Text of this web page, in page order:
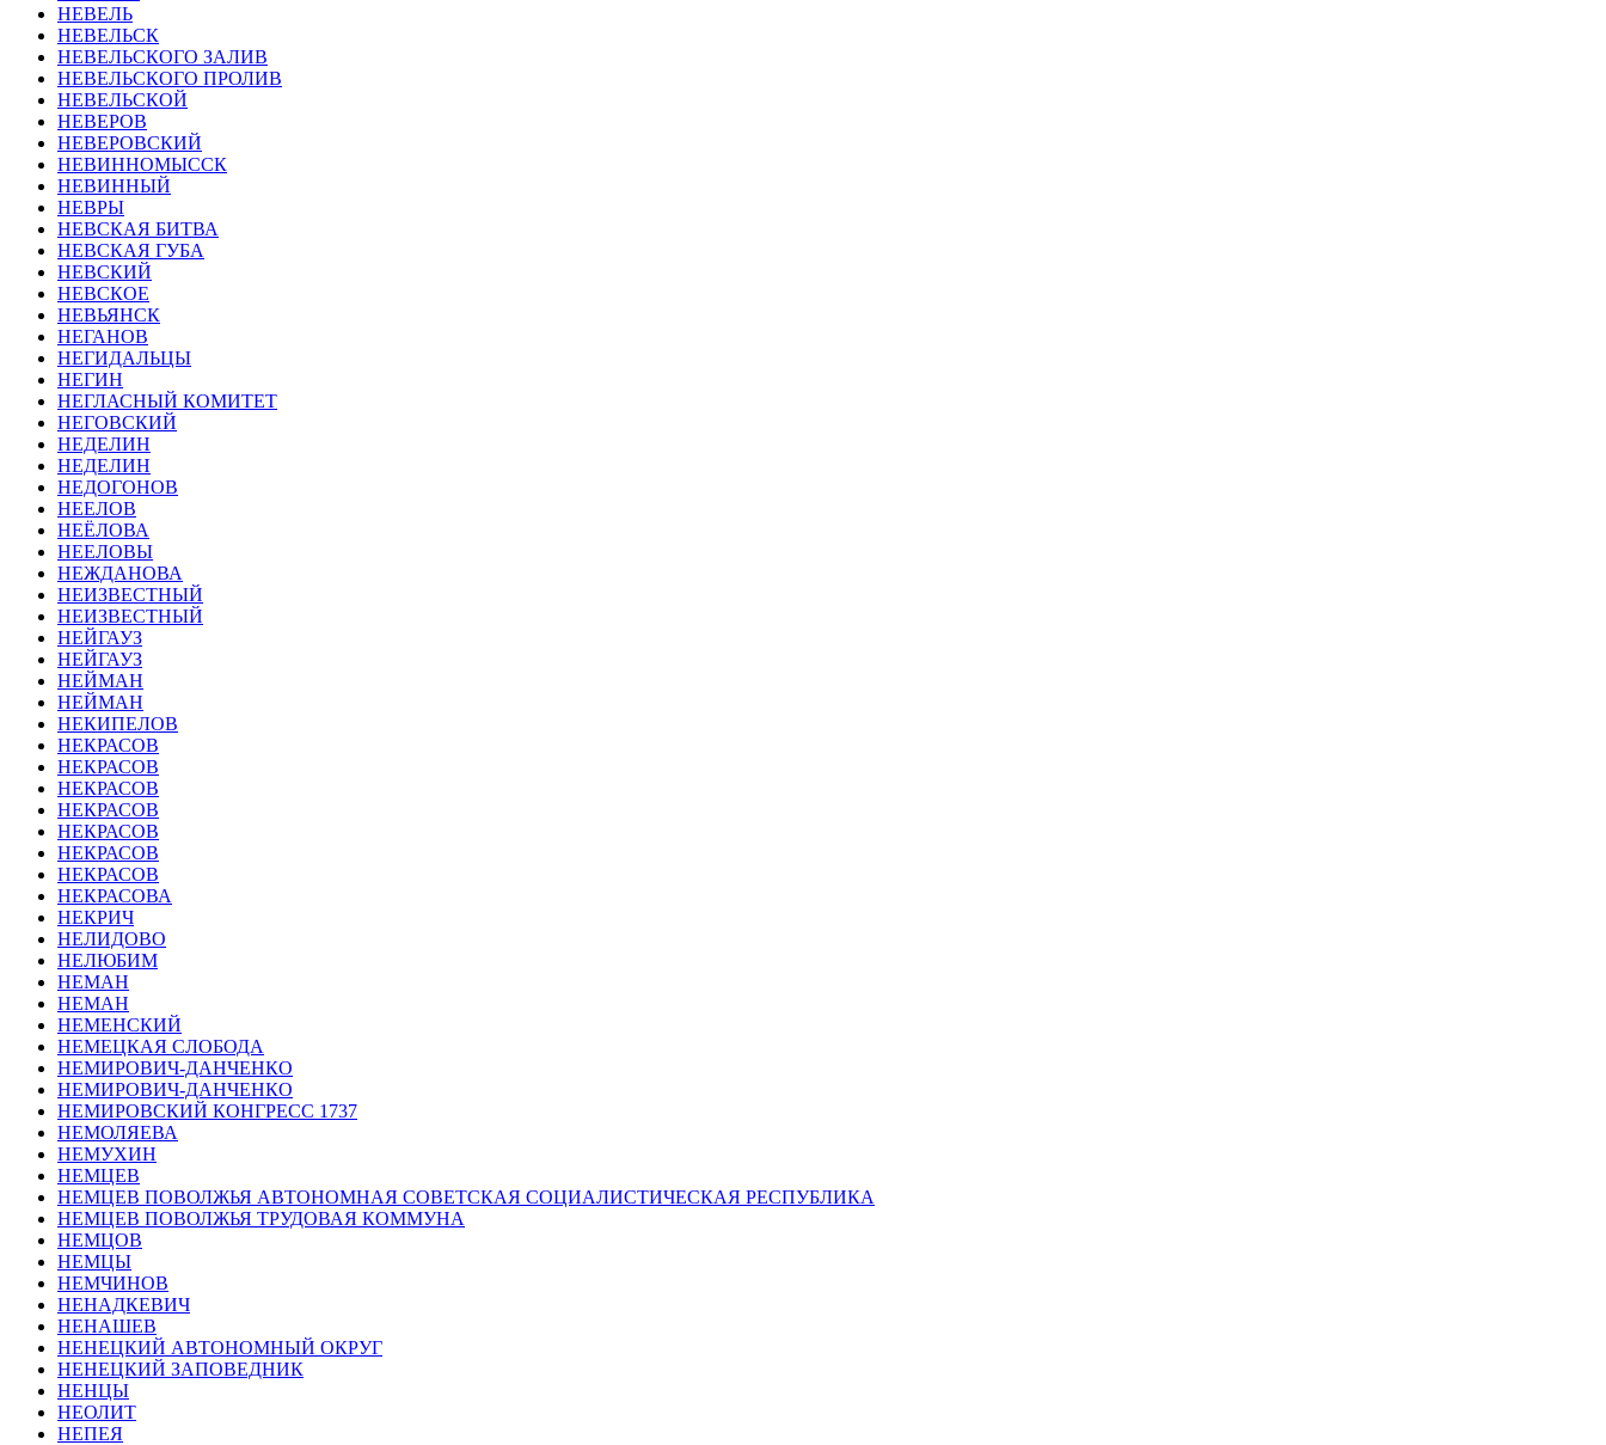
НЕВЕЛЬ
НЕВЕЛЬСК
НЕВЕЛЬСКОГО ЗАЛИВ
НЕВЕЛЬСКОГО ПРОЛИВ
НЕВЕЛЬСКОЙ
НЕВЕРОВ
НЕВЕРОВСКИЙ
НЕВИННОМЫССК
НЕВИННЫЙ
НЕВРЫ
НЕВСКАЯ БИТВА
НЕВСКАЯ ГУБА
НЕВСКИЙ
НЕВСКОЕ
НЕВЬЯНСК
НЕГАНОВ
НЕГИДАЛЬЦЫ
НЕГИН
НЕГЛАСНЫЙ КОМИТЕТ
НЕГОВСКИЙ
НЕДЕЛИН
НЕДЕЛИН
НЕДОГОНОВ
НЕЕЛОВ
НЕЁЛОВА
НЕЕЛОВЫ
НЕЖДАНОВА
НЕИЗВЕСТНЫЙ
НЕИЗВЕСТНЫЙ
НЕЙГАУЗ
НЕЙГАУЗ
НЕЙМАН
НЕЙМАН
НЕКИПЕЛОВ
НЕКРАСОВ
НЕКРАСОВ
НЕКРАСОВ
НЕКРАСОВ
НЕКРАСОВ
НЕКРАСОВ
НЕКРАСОВ
НЕКРАСОВА
НЕКРИЧ
НЕЛИДОВО
НЕЛЮБИМ
НЕМАН
НЕМАН
НЕМЕНСКИЙ
НЕМЕЦКАЯ СЛОБОДА
НЕМИРОВИЧ-ДАНЧЕНКО
НЕМИРОВИЧ-ДАНЧЕНКО
НЕМИРОВСКИЙ КОНГРЕСС 1737
НЕМОЛЯЕВА
НЕМУХИН
НЕМЦЕВ
НЕМЦЕВ ПОВОЛЖЬЯ АВТОНОМНАЯ СОВЕТСКАЯ СОЦИАЛИСТИЧЕСКАЯ РЕСПУБЛИКА
НЕМЦЕВ ПОВОЛЖЬЯ ТРУДОВАЯ КОММУНА
НЕМЦОВ
НЕМЦЫ
НЕМЧИНОВ
НЕНАДКЕВИЧ
НЕНАШЕВ
НЕНЕЦКИЙ АВТОНОМНЫЙ ОКРУГ
НЕНЕЦКИЙ ЗАПОВЕДНИК
НЕНЦЫ
НЕОЛИТ
НЕПЕЯ